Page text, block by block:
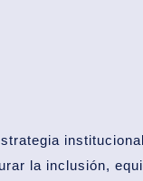
la inclusión,